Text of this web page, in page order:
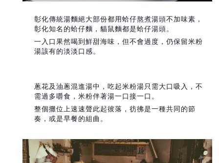
彰化傳統湯麵絕大部份都用蛤仔熬煮湯頭不加味素，
彰化知名的蛤仔麵，貓鼠麵都是蛤仔湯頭。
一入口果然喝到鮮甜海味，但不會過度，仍保留米粉
湯該有的淡淡口感。
蔥花及油蔥混進湯中，吃起米粉湯只需大口吸入，不
需過多嚼食，米粉伴著湯一口接一口。
整個攤位上速速聲此起彼落，彷彿是一種共同的節
奏，或是早餐的組曲。